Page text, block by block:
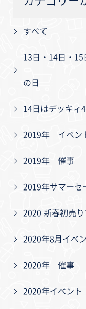
すべて
13日・14日・15
の日
14日はデッキィ
2019年 イベン
2019年 催事
2019年サマーセ
2020 新春初売り
2020年8月イベ
2020年 催事
2020年イベント